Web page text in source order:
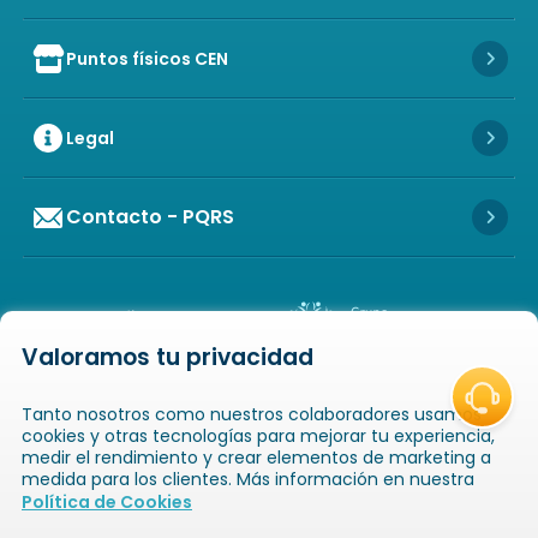
Icon of store
Puntos físicos CEN Icon
Legal Icon
Contacto - PQRS Icon
LOS DERECHOS RESERVADOS
NIT: 811025289-1 / CRA. 52 # 20-124, GUAYABAL,
MEDELLÍN, ANTIOQUIA
Inicio Icon of book-open Icon of
Valoramos tu privacidad
Tanto nosotros como nuestros colaboradores usamos
cookies y otras tecnologías para mejorar tu experiencia,
medir el rendimiento y crear elementos de marketing a
medida para los clientes. Más información en nuestra
Política de Cookies